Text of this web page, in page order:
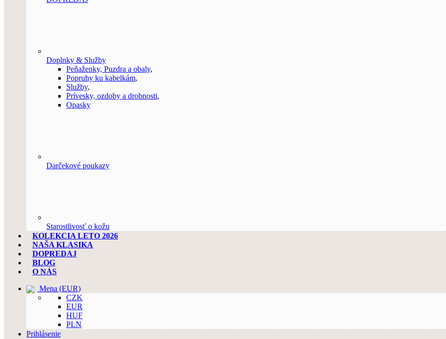
Doplnky & Služby
Peňaženky, Puzdra a obaly,
Popruhy ku kabelkám,
Služby,
Prívesky, ozdoby a drobnosti,
Opasky
Darčekové poukazy
Starostlivosť o kožu
KOLEKCIA LETO 2026
NAŠA KLASIKA
DOPREDAJ
BLOG
O NÁS
Mena (EUR)
CZK
EUR
HUF
PLN
Prihlásenie